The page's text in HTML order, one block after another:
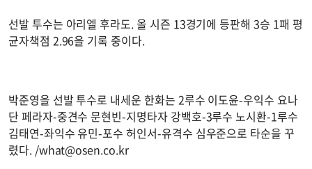
선발 투수는 아리엘 후라도. 올 시즌 13경기에 등판해 3승 1패 평
균자책점 2.96을 기록 중이다.
박준영을 선발 투수로 내세운 한화는 2루수 이도윤-우익수 요나
단 페라자-중견수 문현빈-지명타자 강백호-3루수 노시환-1루수
김태연-좌익수 유민-포수 허인서-유격수 심우준으로 타순을 꾸
렸다. /what@osen.co.kr